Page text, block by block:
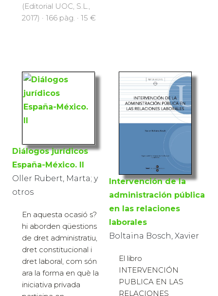
(Editorial UOC, S.L.,
2017) · 166 pàg. · 15 €
Diálogos jurídicos
España-México. II
Oller Rubert, Marta; y
otros
En aquesta ocasió s?
hi aborden qüestions
de dret administratiu,
dret constitucional i
dret laboral, com són
ara la forma en què la
iniciativa privada
Intervención de la
administración pública
en las relaciones
laborales
Boltaina Bosch, Xavier
El libro
INTERVENCIÓN
PUBLICA EN LAS
RELACIONES